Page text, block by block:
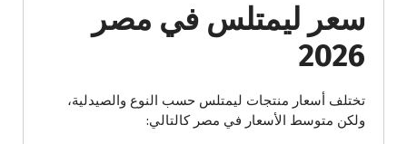
سعر ليمتلس في مصر
2026
تختلف أسعار منتجات ليمتلس حسب النوع والصيدلية،
ولكن متوسط الأسعار في مصر كالتالي: